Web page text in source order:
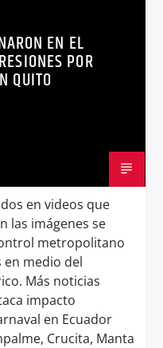
EN EL
POR
QUITO
en videos que
las imágenes se
metropolitano
en medio del
Más noticias
impacto
en Ecuador
Crucita, Manta